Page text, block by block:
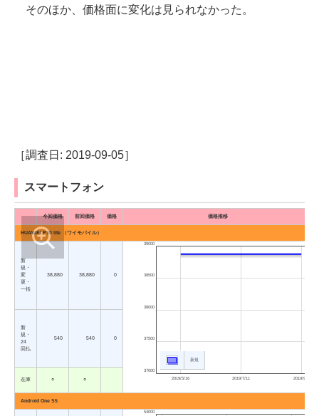
そのほか、価格面に変化は見られなかった。
［調査日: 2019-09-05］
スマートフォン
今回価格 前回価格 価格 価格推移
HUAWEI P30 lite （ワイモバイル）
新
規・
変
更・
一括
38,880 38,880 0
2019/5/16 2019/7/11 2019/9/5
37000
37500
38000
38500
39000
新規
新
規・
24
回払
540 540 0
在庫 ○ ○
Android One S5
54000